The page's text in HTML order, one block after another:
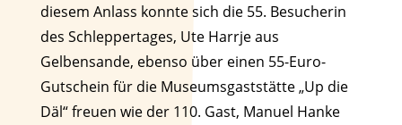
diesem Anlass konnte sich die 55. Besucherin
des Schleppertages, Ute Harrje aus
Gelbensande, ebenso über einen 55-Euro-
Gutschein für die Museumsgaststätte „Up die
Däl“ freuen wie der 110. Gast, Manuel Hanke